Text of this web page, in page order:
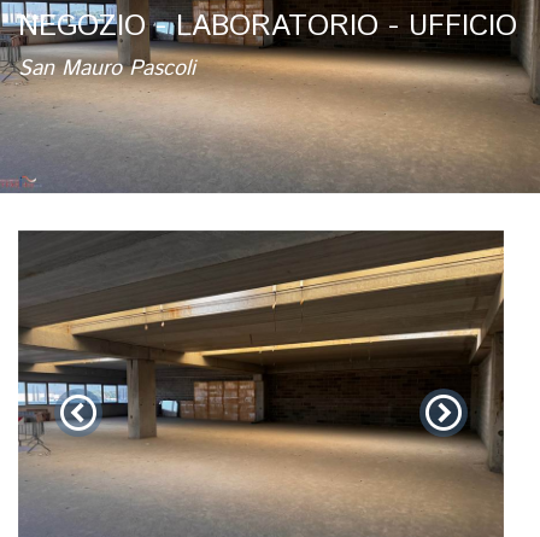
NEGOZIO - LABORATORIO - UFFICIO
San Mauro Pascoli